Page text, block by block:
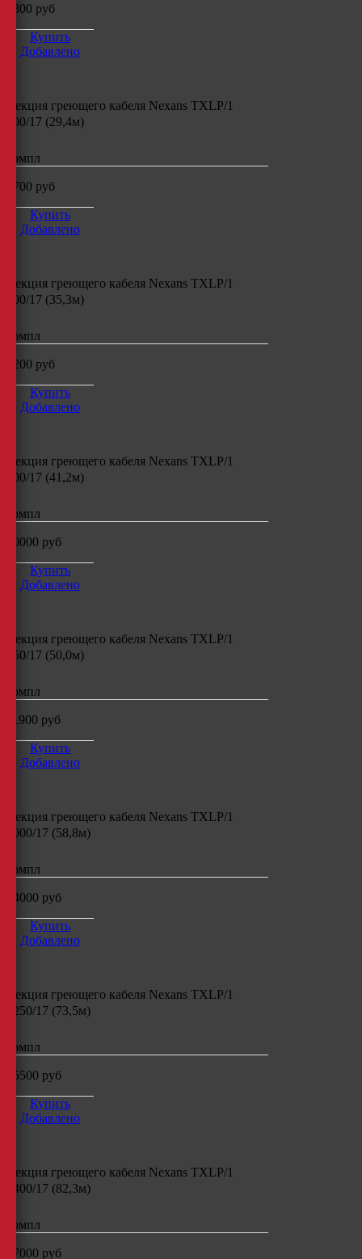
8300 руб
Купить
Добавлено
Секция греющего кабеля Nexans TXLP/1
500/17 (29,4м)
компл
8700 руб
Купить
Добавлено
Секция греющего кабеля Nexans TXLP/1
600/17 (35,3м)
компл
9200 руб
Купить
Добавлено
Секция греющего кабеля Nexans TXLP/1
700/17 (41,2м)
компл
10000 руб
Купить
Добавлено
Секция греющего кабеля Nexans TXLP/1
850/17 (50,0м)
компл
11900 руб
Купить
Добавлено
Секция греющего кабеля Nexans TXLP/1
1000/17 (58,8м)
компл
14000 руб
Купить
Добавлено
Секция греющего кабеля Nexans TXLP/1
1250/17 (73,5м)
компл
15500 руб
Купить
Добавлено
Секция греющего кабеля Nexans TXLP/1
1400/17 (82,3м)
компл
17000 руб